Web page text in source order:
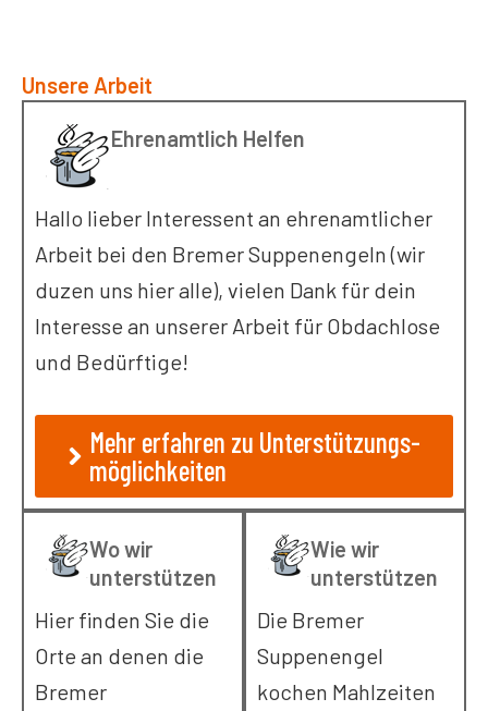
Unsere Arbeit
Ehrenamtlich Helfen
Hallo lieber Interessent an ehrenamtlicher
Arbeit bei den Bremer Suppenengeln (wir
duzen uns hier alle), vielen Dank für dein
Interesse an unserer Arbeit für Obdachlose
und Bedürftige!
Mehr erfahren zu Unterstützungs-
möglichkeiten
Wo wir
unterstützen
Hier finden Sie die
Orte an denen die
Bremer
Wie wir
unterstützen
Die Bremer
Suppenengel
kochen Mahlzeiten